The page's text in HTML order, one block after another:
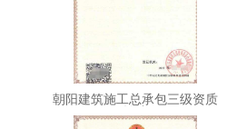
朝阳建筑施工总承包三级资质